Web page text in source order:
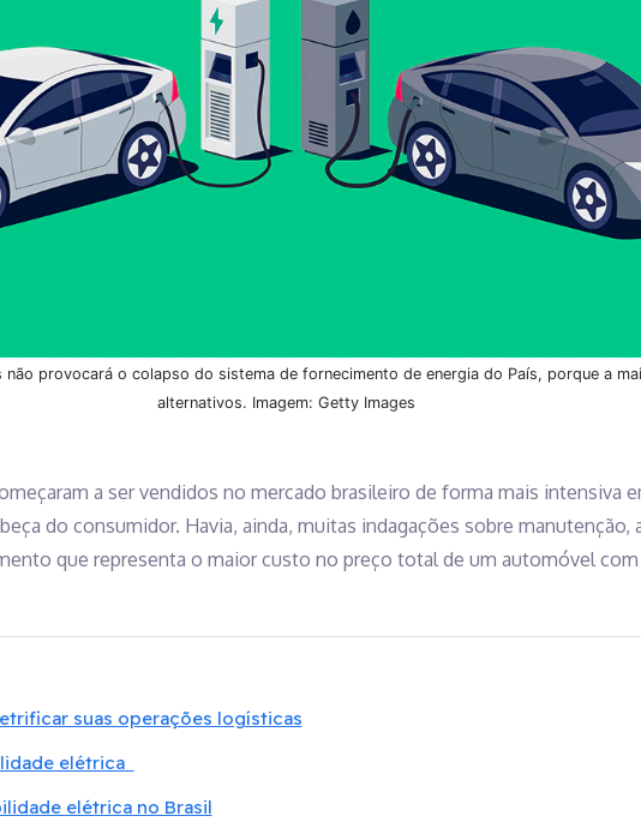
provocará o colapso do sistema de fornecimento de energia do País, porque a
alternativos. Imagem: Getty Images
a ser vendidos no mercado brasileiro de forma mais intensiva
do consumidor. Havia, ainda, muitas indagações sobre manutenção,
que representa o maior custo no preço total de um automóvel
suas operações logísticas
elétrica
elétrica no Brasil